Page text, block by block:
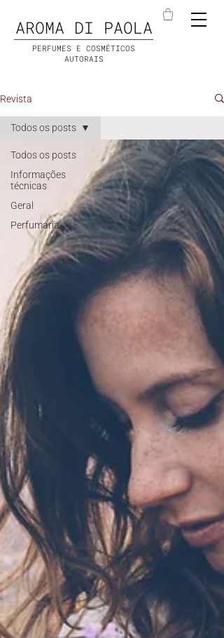
AROMA DI PAOLA
PERFUMES E COSMÉTICOS
AUTORAIS
Revista
Todos os posts
Informações
técnicas
Geral
Perfumaria
Todos os posts